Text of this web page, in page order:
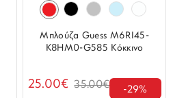
Μπλούζα Guess M6RI45-
K8HM0-G585 Κόκκινο
25.00€ 35.00€ -29%